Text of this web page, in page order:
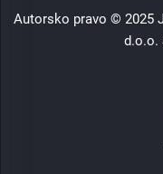
Autorsko pravo © 2025
d.o.o.